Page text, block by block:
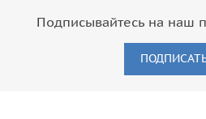
Подписывайтесь на наш